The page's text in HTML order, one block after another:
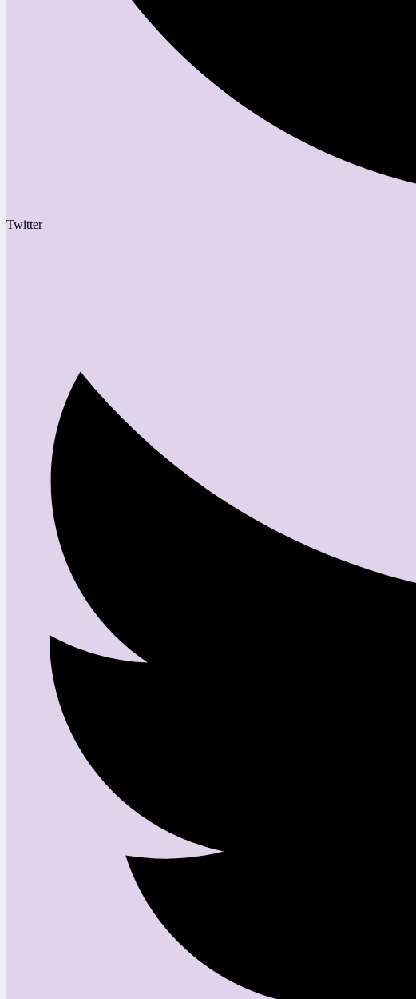
Twitter